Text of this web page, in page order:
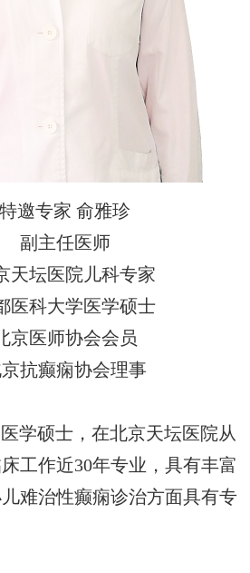
特邀专家 俞雅珍
副主任医师
天坛医院儿科专家
医科大学医学硕士
京医师协会会员
抗癫痫协会理事
学硕士，在北京天坛医院从
工作近30年专业，具有丰富
难治性癫痫诊治方面具有专